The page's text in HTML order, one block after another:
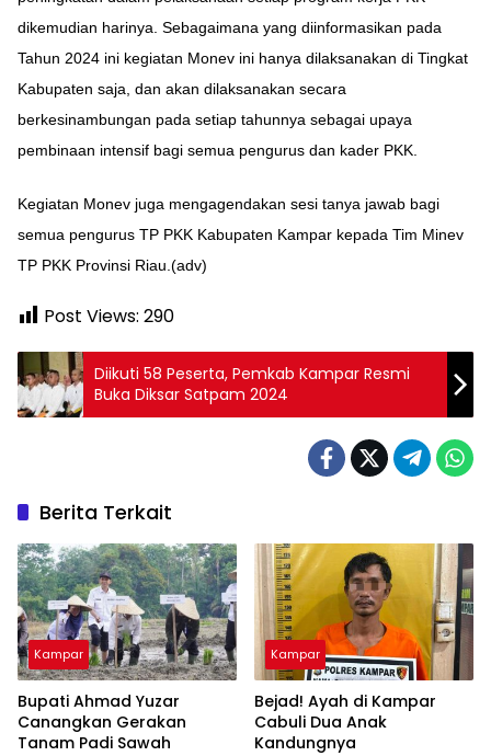
dikemudian harinya. Sebagaimana yang diinformasikan pada
Tahun 2024 ini kegiatan Monev ini hanya dilaksanakan di Tingkat
Kabupaten saja, dan akan dilaksanakan secara
berkesinambungan pada setiap tahunnya sebagai upaya
pembinaan intensif bagi semua pengurus dan kader PKK.
Kegiatan Monev juga mengagendakan sesi tanya jawab bagi
semua pengurus TP PKK Kabupaten Kampar kepada Tim Minev
TP PKK Provinsi Riau.(adv)
Post Views: 290
Diikuti 58 Peserta, Pemkab Kampar Resmi
Buka Diksar Satpam 2024
Berita Terkait
Kampar
Bupati Ahmad Yuzar
Canangkan Gerakan
Tanam Padi Sawah
Kampar
Bejad! Ayah di Kampar
Cabuli Dua Anak
Kandungnya